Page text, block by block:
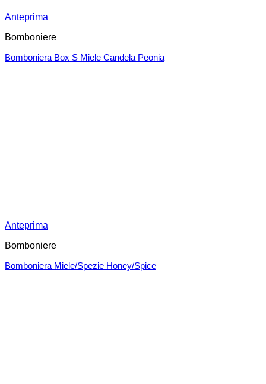
Anteprima
Bomboniere
Bomboniera Box S Miele Candela Peonia
Anteprima
Bomboniere
Bomboniera Miele/Spezie Honey/Spice